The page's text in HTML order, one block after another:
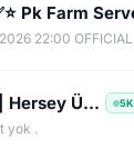
22:00 OFFICIAL
KnightGame.Net | +10 +5 PK SERVER | FULL PUS BASLANGIC | Hersey Ücretsiz | Her Gün IRK Var
yok .